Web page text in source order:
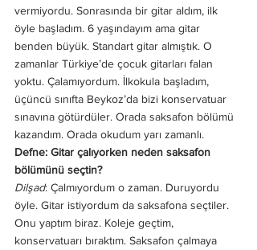
vermiyordu. Sonrasında bir gitar aldım, ilk
öyle başladım. 6 yaşındayım ama gitar
benden büyük. Standart gitar almıştık. O
zamanlar Türkiye’de çocuk gitarları falan
yoktu. Çalamıyordum. İlkokula başladım,
üçüncü sınıfta Beykoz’da bizi konservatuar
sınavına götürdüler. Orada saksafon bölümü
kazandım. Orada okudum yarı zamanlı.
Defne: Gitar çalıyorken neden saksafon
bölümünü seçtin?
Dilşad: Çalmıyordum o zaman. Duruyordu
öyle. Gitar istiyordum da saksafona seçtiler.
Onu yaptım biraz. Koleje geçtim,
konservatuarı bıraktım. Saksafon çalmaya